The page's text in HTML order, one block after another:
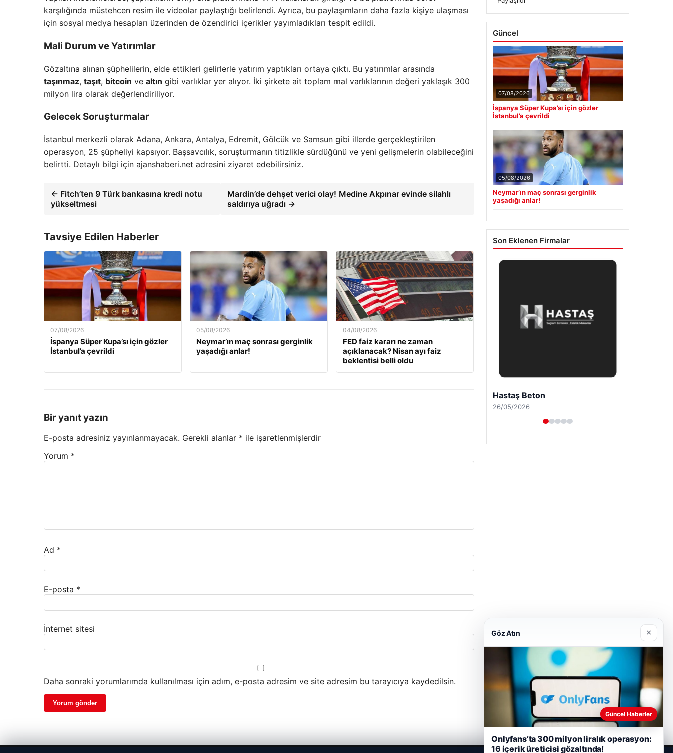
karşılığında müstehcen resim ile videolar paylaştığı belirlendi. Ayrıca, bu paylaşımların daha fazla kişiye ulaşması
için sosyal medya hesapları üzerinden de özendirici içerikler yayımladıkları tespit edildi.
Mali Durum ve Yatırımlar
Gözaltına alınan şüphelilerin, elde ettikleri gelirlerle yatırım yaptıkları ortaya çıktı. Bu yatırımlar arasında
taşınmaz, taşıt, bitcoin ve altın gibi varlıklar yer alıyor. İki şirkete ait toplam mal varlıklarının değeri yaklaşık 300
milyon lira olarak değerlendiriliyor.
Gelecek Soruşturmalar
İstanbul merkezli olarak Adana, Ankara, Antalya, Edremit, Gölcük ve Samsun gibi illerde gerçekleştirilen
operasyon, 25 şüpheliyi kapsıyor. Başsavcılık, soruşturmanın titizlikle sürdüğünü ve yeni gelişmelerin olabileceğini
belirtti. Detaylı bilgi için ajanshaberi.net adresini ziyaret edebilirsiniz.
← Fitch’ten 9 Türk bankasına kredi notu
yükseltmesi
Mardin’de dehşet verici olay! Medine Akpınar evinde silahlı
saldırıya uğradı →
Tavsiye Edilen Haberler
07/08/2026
İspanya Süper Kupa’sı için gözler
İstanbul’a çevrildi
05/08/2026
Neymar’ın maç sonrası gerginlik
yaşadığı anlar!
04/08/2026
FED faiz kararı ne zaman
açıklanacak? Nisan ayı faiz
beklentisi belli oldu
Bir yanıt yazın
E-posta adresiniz yayınlanmayacak. Gerekli alanlar * ile işaretlenmişlerdir
Yorum *
Ad *
E-posta *
İnternet sitesi
Daha sonraki yorumlarımda kullanılması için adım, e-posta adresim ve site adresim bu tarayıcıya kaydedilsin.
Güncel
07/08/2026
İspanya Süper Kupa’sı için gözler
İstanbul’a çevrildi
05/08/2026
Neymar’ın maç sonrası gerginlik
yaşadığı anlar!
Son Eklenen Firmalar
Enes Kaplan Avukatlık Bürosu
28/04/2026
Göz Atın ×
Güncel Haberler
Onlyfans’ta 300 milyon liralık operasyon:
16 içerik üreticisi gözaltında!